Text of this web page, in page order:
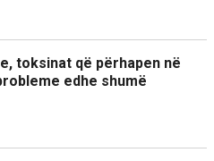
toksinat që përhapen në
edhe shumë